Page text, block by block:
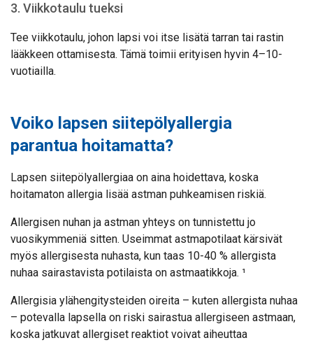
3. Viikkotaulu tueksi
Tee viikkotaulu, johon lapsi voi itse lisätä tarran tai rastin
lääkkeen ottamisesta. Tämä toimii erityisen hyvin 4–10-
vuotiailla.
Voiko lapsen siitepölyallergia
parantua hoitamatta?
Lapsen siitepölyallergiaa on aina hoidettava, koska
hoitamaton allergia lisää astman puhkeamisen riskiä.
Allergisen nuhan ja astman yhteys on tunnistettu jo
vuosikymmeniä sitten. Useimmat astmapotilaat kärsivät
myös allergisesta nuhasta, kun taas 10-40 % allergista
nuhaa sairastavista potilaista on astmaatikkoja. ¹
Allergisia ylähengitysteiden oireita – kuten allergista nuhaa
– potevalla lapsella on riski sairastua allergiseen astmaan,
koska jatkuvat allergiset reaktiot voivat aiheuttaa